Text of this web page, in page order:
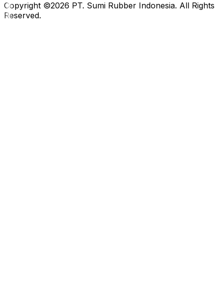
Copyright ©2026 PT. Sumi Rubber Indonesia. All Rights
Reserved.